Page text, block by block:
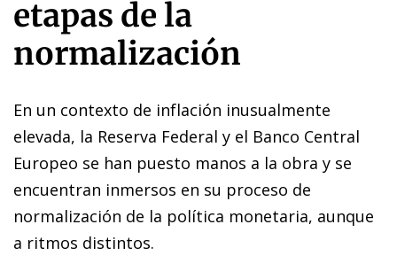
etapas de la
normalización
En un contexto de inflación inusualmente
elevada, la Reserva Federal y el Banco Central
Europeo se han pues­­to manos a la obra y se
encuentran inmersos en su proceso de
normalización de la política monetaria, aunque
a ritmos distintos.